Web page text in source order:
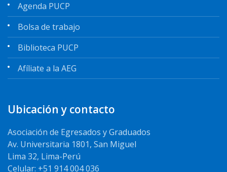
Agenda PUCP
Bolsa de trabajo
Biblioteca PUCP
Afíliate a la AEG
Ubicación y contacto
Asociación de Egresados y Graduados
Av. Universitaria 1801, San Miguel
Lima 32, Lima-Perú
Celular: +51 914 004 036